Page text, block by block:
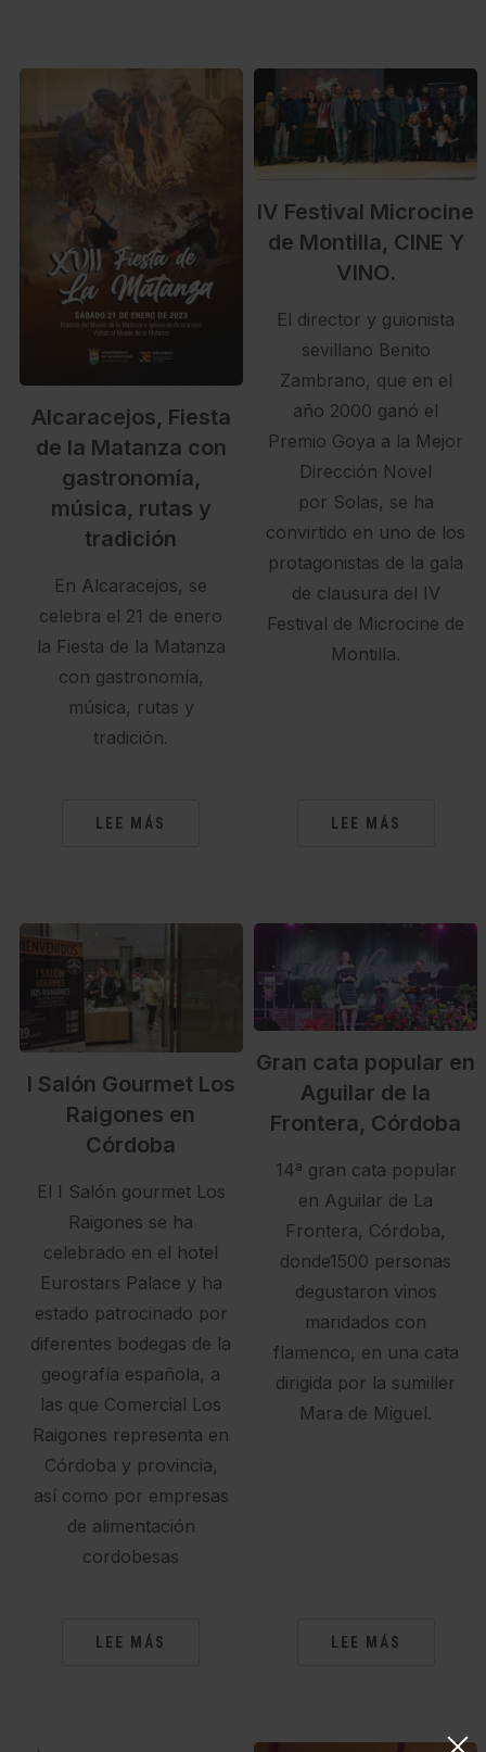
Alcaracejos, Fiesta
de la Matanza con
gastronomía,
música, rutas y
tradición
En Alcaracejos, se
celebra el 21 de enero
la Fiesta de la Matanza
con gastronomía,
música, rutas y
tradición.
LEE MÁS
IV Festival Microcine
de Montilla, CINE Y
VINO.
El director y guionista
sevillano Benito
Zambrano, que en el
año 2000 ganó el
Premio Goya a la Mejor
Dirección Novel
por Solas, se ha
convirtido en uno de los
protagonistas de la gala
de clausura del IV
Festival de Microcine de
Montilla.
LEE MÁS
I Salón Gourmet Los
Raigones en
Córdoba
El I Salón gourmet Los
Raigones se ha
celebrado en el hotel
Eurostars Palace y ha
estado patrocinado por
diferentes bodegas de la
geografía española, a
las que Comercial Los
Raigones representa en
Córdoba y provincia,
así como por empresas
de alimentación
cordobesas
LEE MÁS
Gran cata popular en
Aguilar de la
Frontera, Córdoba
14ª gran cata popular
en Aguilar de La
Frontera, Córdoba,
donde1500 personas
degustaron vinos
maridados con
flamenco, en una cata
dirigida por la sumiller
Mara de Miguel.
LEE MÁS